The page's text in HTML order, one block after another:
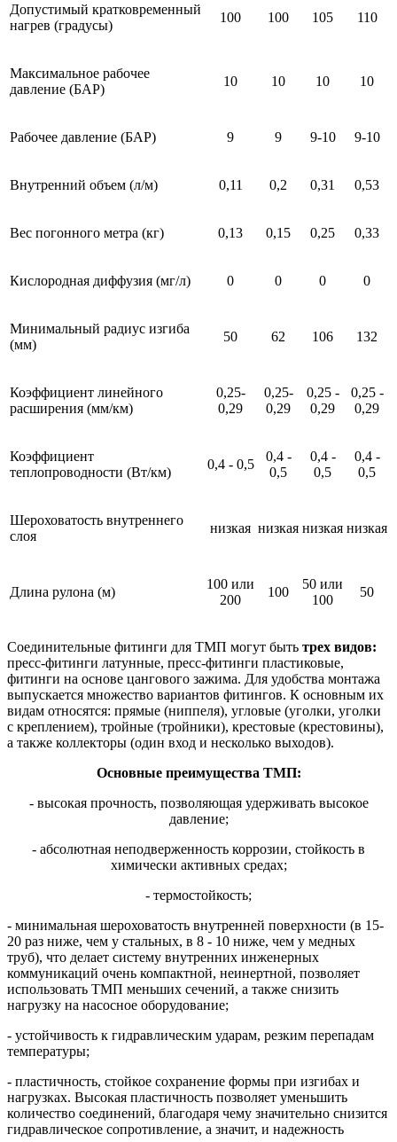
Допустимый кратковременный
нагрев (градусы)
100 100 105 110
Максимальное рабочее
давление (БАР)
10 10 10 10
Рабочее давление (БАР) 9 9 9-10 9-10
Внутренний объем (л/м) 0,11 0,2 0,31 0,53
Вес погонного метра (кг) 0,13 0,15 0,25 0,33
Кислородная диффузия (мг/л) 0 0 0 0
Минимальный радиус изгиба
(мм)
50 62 106 132
Коэффициент линейного
расширения (мм/км)
0,25-
0,29
0,25-
0,29
0,25 -
0,29
0,25 -
0,29
Коэффициент
теплопроводности (Вт/км)
0,4 - 0,5
0,4 -
0,5
0,4 -
0,5
0,4 -
0,5
Шероховатость внутреннего
слоя
низкая низкая низкая низкая
Длина рулона (м)
100 или
200
100
50 или
100
50
Соединительные фитинги для ТМП могут быть трех видов:
пресс-фитинги латунные, пресс-фитинги пластиковые,
фитинги на основе цангового зажима. Для удобства монтажа
выпускается множество вариантов фитингов. К основным их
видам относятся: прямые (ниппеля), угловые (уголки, уголки
с креплением), тройные (тройники), крестовые (крестовины),
а также коллекторы (один вход и несколько выходов).
Основные преимущества ТМП:
- высокая прочность, позволяющая удерживать высокое
давление;
- абсолютная неподверженность коррозии, стойкость в
химически активных средах;
- термостойкость;
- минимальная шероховатость внутренней поверхности (в 15-
20 раз ниже, чем у стальных, в 8 - 10 ниже, чем у медных
труб), что делает систему внутренних инженерных
коммуникаций очень компактной, неинертной, позволяет
использовать ТМП меньших сечений, а также снизить
нагрузку на насосное оборудование;
- устойчивость к гидравлическим ударам, резким перепадам
температуры;
- пластичность, стойкое сохранение формы при изгибах и
нагрузках. Высокая пластичность позволяет уменьшить
количество соединений, благодаря чему значительно снизится
гидравлическое сопротивление, а значит, и надежность